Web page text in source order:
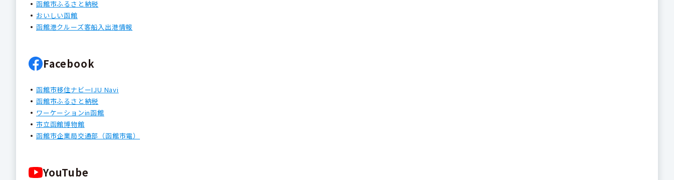
函館市ふるさと納税
おいしい函館
函館港クルーズ客船入出港情報
Facebook
函館市移住ナビーIJU Navi
函館市ふるさと納税
ワーケーションin函館
市立函館博物館
函館市企業局交通部（函館市電）
YouTube